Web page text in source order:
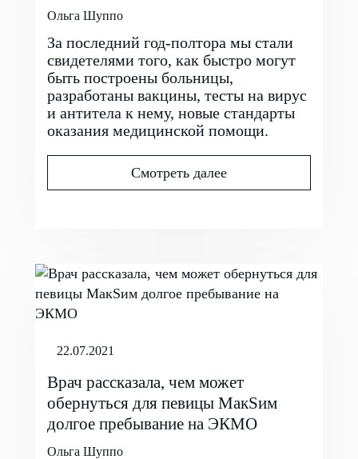
Ольга Шуппо
За последний год-полтора мы стали
свидетелями того, как быстро могут
быть построены больницы,
разработаны вакцины, тесты на вирус
и антитела к нему, новые стандарты
оказания медицинской помощи.
Смотреть далее
22.07.2021
Врач рассказала, чем может
обернуться для певицы МакSим
долгое пребывание на ЭКМО
Ольга Шуппо